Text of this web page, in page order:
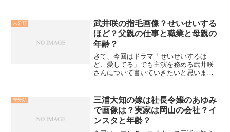
未分類
武井咲の指毛画像？せいせいする
ほど？父親の仕事と職業と母親の
年齢？
さて、今回はドラマ「せいせいするほ
ど、愛してる」でも主演を務める武井咲
さんについて書いていきたいと思いま
なプロフィールから武井 咲 （たけい え
み）本名 武井 咲...
未分類
三浦大知の嫁は社長令嬢のあゆみ
で画像は？実家は岡山の会社？イ
ンスタと年齢？